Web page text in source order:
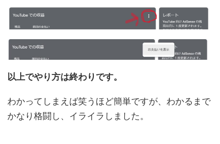
以上でやり方は終わりです。
わかってしまえば笑うほど簡単ですが、わかるまで
かなり格闘し、イライラしました。